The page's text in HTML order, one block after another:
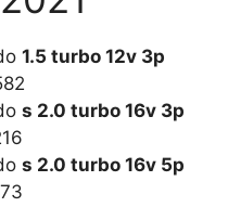
1.5 turbo 12v 3p
s 2.0 turbo 16v 3p
s 2.0 turbo 16v 5p